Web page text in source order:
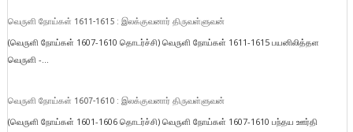
வெருளி நோய்கள் 1611-1615 : இலக்குவனார் திருவள்ளுவன்
(வெருளி நோய்கள் 1607-1610 தொடர்ச்சி) வெருளி நோய்கள் 1611-1615 பயனிலித்தள
வெருளி -...
வெருளி நோய்கள் 1607-1610 : இலக்குவனார் திருவள்ளுவன்
(வெருளி நோய்கள் 1601-1606 தொடர்ச்சி) வெருளி நோய்கள் 1607-1610 பந்தய ஊர்தி